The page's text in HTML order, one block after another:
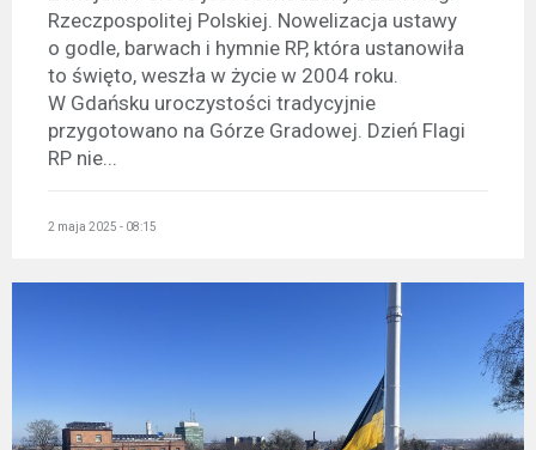
Rzeczpospolitej Polskiej. Nowelizacja ustawy
o godle, barwach i hymnie RP, która ustanowiła
to święto, weszła w życie w 2004 roku.
W Gdańsku uroczystości tradycyjnie
przygotowano na Górze Gradowej. Dzień Flagi
RP nie...
2 maja 2025 - 08:15